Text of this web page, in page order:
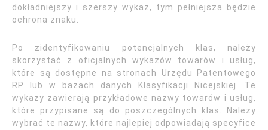
dokładniejszy i szerszy wykaz, tym pełniejsza będzie
ochrona znaku.
Po zidentyfikowaniu potencjalnych klas, należy
skorzystać z oficjalnych wykazów towarów i usług,
które są dostępne na stronach Urzędu Patentowego
RP lub w bazach danych Klasyfikacji Nicejskiej. Te
wykazy zawierają przykładowe nazwy towarów i usług,
które przypisane są do poszczególnych klas. Należy
wybrać te nazwy, które najlepiej odpowiadają specyfice